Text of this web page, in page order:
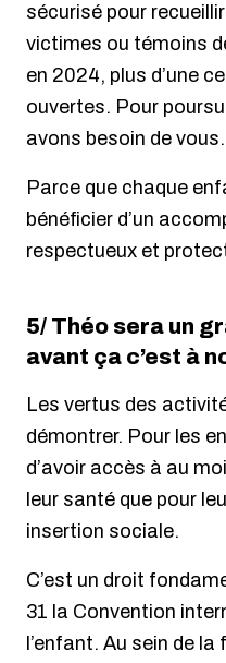
sécurisé pour
victimes ou témoins
en 2024, plus d’une
ouvertes. Pour
avons besoin de vous.
Parce que chaque
bénéficier d’un
respectueux et
5/ Théo sera un
avant ça c’est à
Les vertus des
démontrer. Pour les
d’avoir accès à au
leur santé que pour
insertion sociale.
C’est un droit
31 la Convention
l’enfant. Au sein de